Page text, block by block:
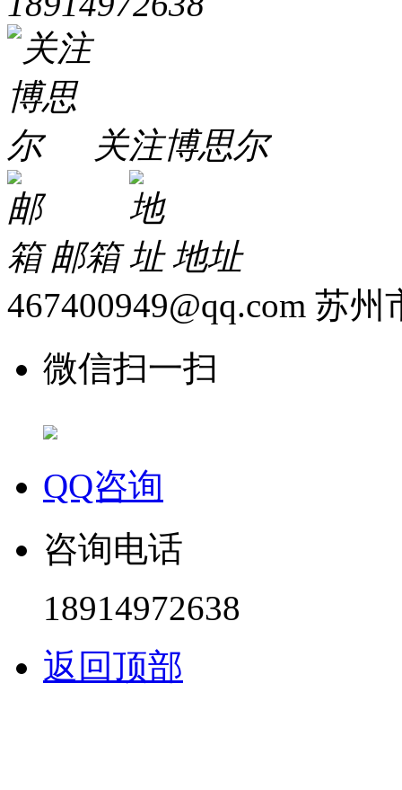
关注博思尔
邮箱
地址
467400949@qq.com 苏州
微信扫一扫
QQ咨询
咨询电话
18914972638
返回顶部